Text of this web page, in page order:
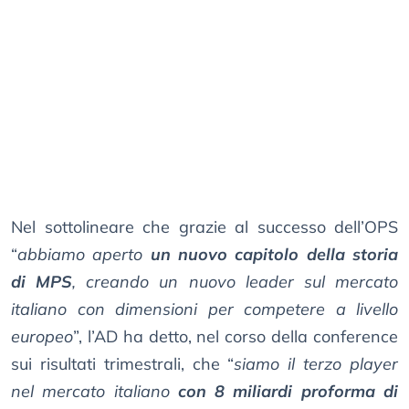
Nel sottolineare che grazie al successo dell’OPS
“abbiamo aperto un nuovo capitolo della storia
di MPS, creando un nuovo leader sul mercato
italiano con dimensioni per competere a livello
europeo”, l’AD ha detto, nel corso della conference
sui risultati trimestrali, che “siamo il terzo player
nel mercato italiano con 8 miliardi proforma di